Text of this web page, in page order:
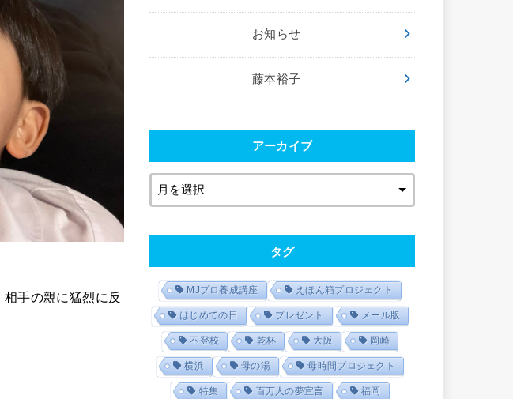
手の親に猛烈に反
お知らせ
藤本裕子
アーカイブ
タグ
MJプロ養成講座 えほん箱プロジェクト
はじめての日 プレゼント メール版
不登校 乾杯 大阪 岡崎
横浜 母の湯 母時間プロジェクト
特集 百万人の夢宣言 福岡